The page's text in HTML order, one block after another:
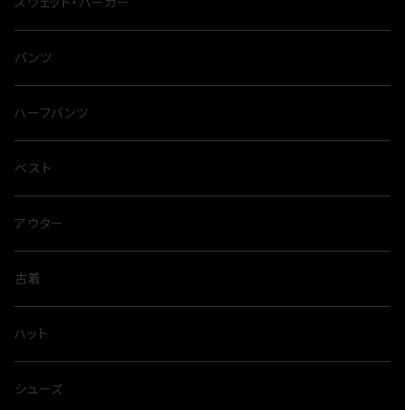
パンツ
ハーフパンツ
ベスト
アウター
古着
ハット
シューズ